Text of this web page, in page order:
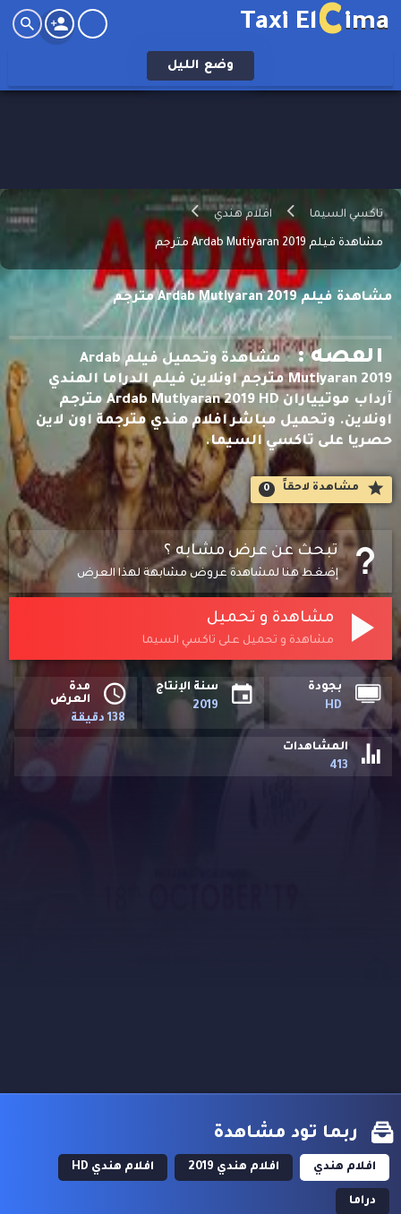
Taxi ElCima
وضع الليل
تاكسي السيما افلام هندي
مشاهدة فيلم Ardab Mutiyaran 2019 مترجم
مشاهدة فيلم Ardab Mutiyaran 2019 مترجم
القصه :
مشاهدة وتحميل فيلم Ardab
Mutiyaran 2019 مترجم اونلاين فيلم الدراما الهندي
آرداب موتيياران Ardab Mutiyaran 2019 HD مترجم
اونلاين. وتحميل مباشر افلام هندي مترجمة اون لاين
حصريا على تاكسي السيما.
مشاهدة لاحقاََ 0
تبحث عن عرض مشابه ؟
إضغط هنا لمشاهدة عروض مشابهة لهذا العرض
مشاهدة و تحميل
مشاهدة و تحميل على تاكسي السيما
بجودة
HD
سنة الإنتاج
2019
مدة
العرض
138 دقيقة
المشاهدات
413
ربما تود مشاهدة
افلام هندي افلام هندي 2019 افلام هندي HD
دراما